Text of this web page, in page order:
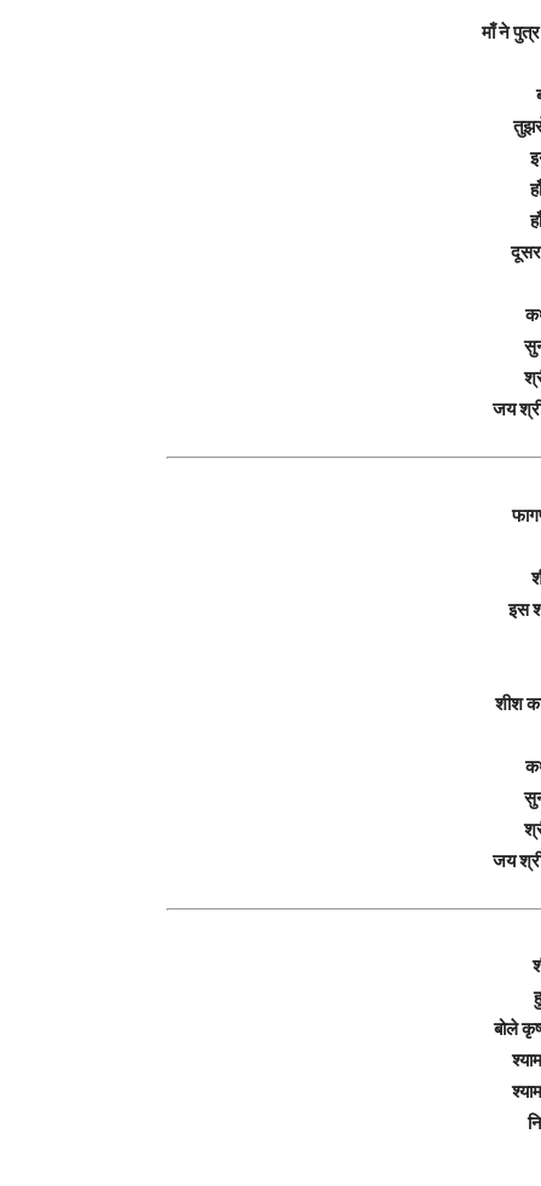
माँ ने
जय
इस
शीश
जय
बोले